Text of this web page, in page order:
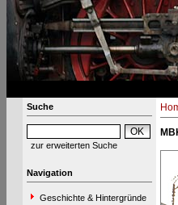
Suche
zur erweiterten Suche
Navigation
Geschichte & Hintergründe